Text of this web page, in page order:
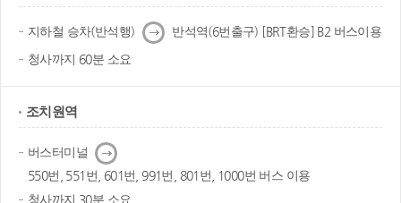
지하철 승차(반석행) 다
음
반석역(6번출구) [BRT환승] B2 버스이용
청사까지 60분 소요
조치원역
버스터미널 다
음
550번, 551번, 601번, 991번, 801번, 1000번 버스 이용
청사까지 30분 소요